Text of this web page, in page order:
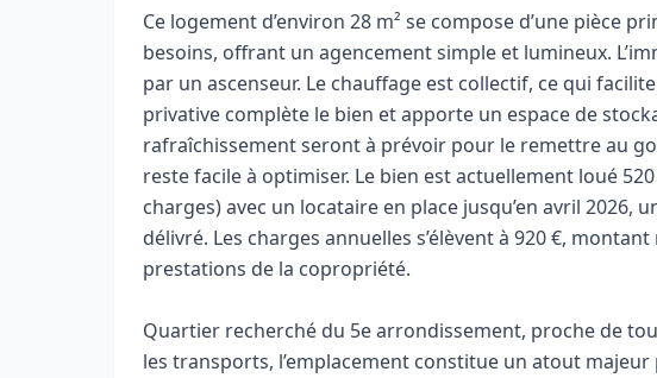
Ce logement d’environ 28 m² se compose d’une pièce
besoins, offrant un agencement simple et lumineux.
par un ascenseur. Le chauffage est collectif, ce qui
privative complète le bien et apporte un espace de
rafraîchissement seront à prévoir pour le remettre au
reste facile à optimiser. Le bien est actuellement loué
charges) avec un locataire en place jusqu’en avril 2026,
délivré. Les charges annuelles s’élèvent à 920 €,
prestations de la copropriété.
Quartier recherché du 5e arrondissement, proche de
les transports, l’emplacement constitue un atout